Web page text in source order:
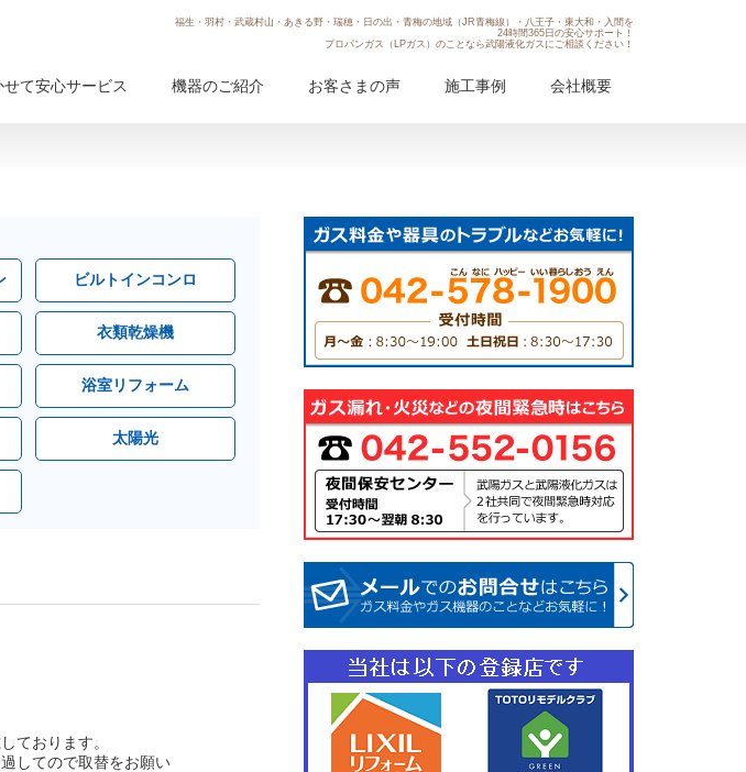
福生・羽村・武蔵村山・あきる野・瑞穂・日の出・青梅の地域（JR青梅線）・八王子・東大和・入間を
24時間365日の安心サポート！
プロパンガス（LPガス）のことなら武陽液化ガスにご相談ください！
せて安心サービス 機器のご紹介 お客さまの声 施工事例 会社概要
ビルトインコンロ
衣類乾燥機
浴室リフォーム
太陽光
ております。
してので取替をお願い